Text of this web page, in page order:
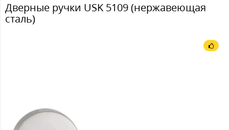
Дверные ручки USK 5109 (нержавеющая
сталь)